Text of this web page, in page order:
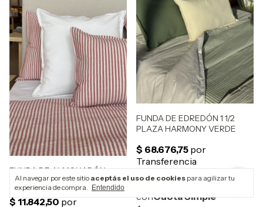
Al navegar por este sitio aceptás el uso de cookies para agilizar tu
experiencia de compra.
Entendido
FUNDA DE ALMOHADÓN
HARMONY BORDO 70x50cm
FUNDA DE EDREDÓN 1 1/2
PLAZA HARMONY VERDE